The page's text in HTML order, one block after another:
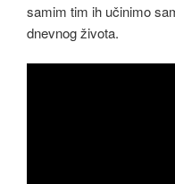
samim tim ih učinimo
dnevnog života.